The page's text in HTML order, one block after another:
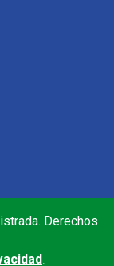
Derechos
.